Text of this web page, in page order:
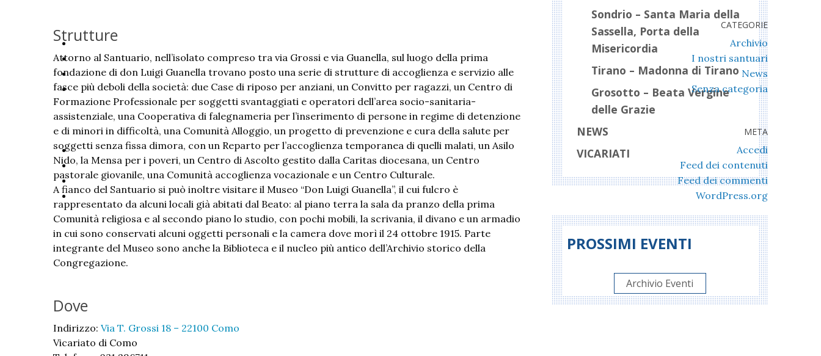
CATEGORIE
Archivio
I nostri santuari
News
Senza categoria
META
Accedi
Feed dei contenuti
Feed dei commenti
WordPress.org
Strutture
Attorno al Santuario, nell’isolato compreso tra via Grossi e via Guanella, sul luogo della prima
fondazione di don Luigi Guanella trovano posto una serie di strutture di accoglienza e servizio alle
fasce più deboli della società: due Case di riposo per anziani, un Convitto per ragazzi, un Centro di
Formazione Professionale per soggetti svantaggiati e operatori dell’area socio-sanitaria-
assistenziale, una Cooperativa di falegnameria per l’inserimento di persone in regime di detenzione
e di minori in difficoltà, una Comunità Alloggio, un progetto di prevenzione e cura della salute per
soggetti senza fissa dimora, con un Reparto per l’accoglienza temporanea di quelli malati, un Asilo
Nido, la Mensa per i poveri, un Centro di Ascolto gestito dalla Caritas diocesana, un Centro
pastorale giovanile, una Comunità accoglienza vocazionale e un Centro Culturale.
A fianco del Santuario si può inoltre visitare il Museo “Don Luigi Guanella”, il cui fulcro è
rappresentato da alcuni locali già abitati dal Beato: al piano terra la sala da pranzo della prima
Comunità religiosa e al secondo piano lo studio, con pochi mobili, la scrivania, il divano e un armadio
in cui sono conservati alcuni oggetti personali e la camera dove morì il 24 ottobre 1915. Parte
integrante del Museo sono anche la Biblioteca e il nucleo più antico dell’Archivio storico della
Congregazione.
Dove
Indirizzo: Via T. Grossi 18 – 22100 Como
Vicariato di Como
Sondrio – Santa Maria della
Sassella, Porta della
Misericordia
Tirano – Madonna di Tirano
Grosotto – Beata Vergine
delle Grazie
NEWS
VICARIATI
PROSSIMI EVENTI
Archivio Eventi